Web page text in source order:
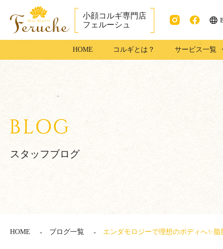
成田市で小顔コ
小顔コルギ専門店
フェルーシュ
ram
ook
HOME コルギとは？ サービス一覧
スタッフブログ
HOME ブログ一覧 エンダモロジーで理想のボディへ✨